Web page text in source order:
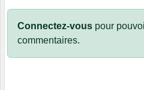
Connectez-vous pour
commentaires.